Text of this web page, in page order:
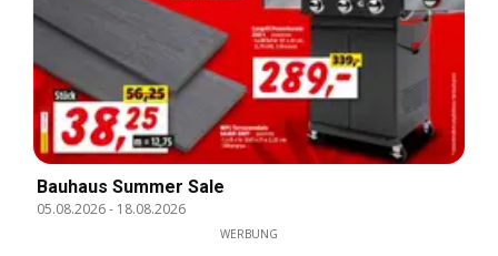
Bauhaus Summer Sale
05.08.2026- 18.08.2026
WERBUNG